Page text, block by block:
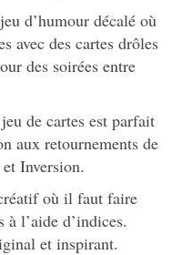
d’humour décalé où
avec des cartes drôles
des soirées entre
de cartes est parfait
aux retournements de
Inversion.
où il faut faire
l’aide d’indices.
et inspirant.